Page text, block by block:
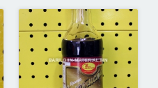
ТӨГРӨГ